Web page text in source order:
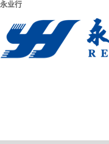
永业行